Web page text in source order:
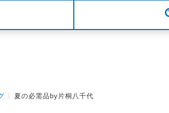
〉 夏の必需品by片桐八千代